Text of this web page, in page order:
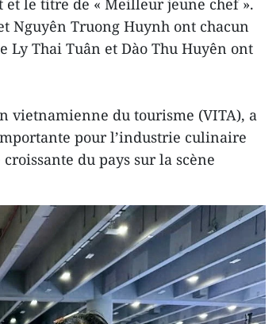
et le titre de « Meilleur jeune chef ».
Nguyên Truong Huynh ont chacun
Ly Thai Tuân et Dào Thu Huyên ont
vietnamienne du tourisme (VITA), a
pour l’industrie culinaire
du pays sur la scène